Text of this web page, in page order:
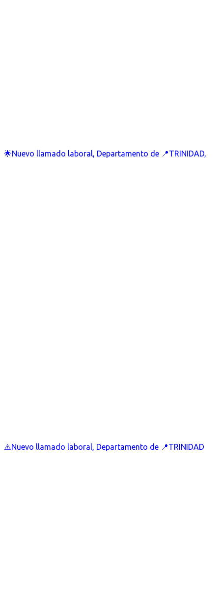
🌟Nuevo llamado laboral, Departamento de 📍TRINIDAD,
⚠️Nuevo llamado laboral, Departamento de 📍TRINIDAD